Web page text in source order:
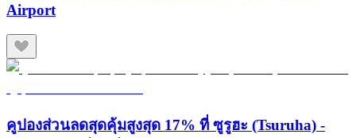
Airport
คูปองส่วนลดสุดคุ้มสูงสุด 17% ที่ ซูรูฮะ (Tsuruha) -